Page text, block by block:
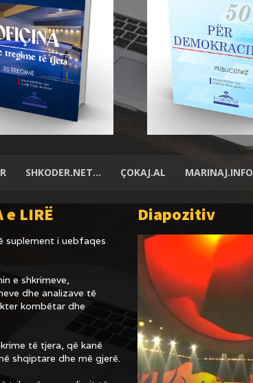
SHKODER.NET… ÇOKAJ.AL MARINAJ.INFO
e LIRË
suplement i uebfaqes
e shkrimeve,
dhe analizave të
kombëtar dhe
të tjera, që kanë
shqiptare dhe më gjerë.
Diapozitiv